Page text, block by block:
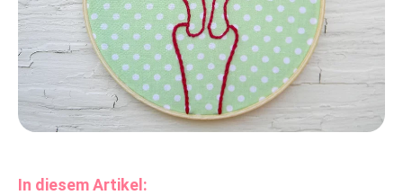
In diesem Artikel: